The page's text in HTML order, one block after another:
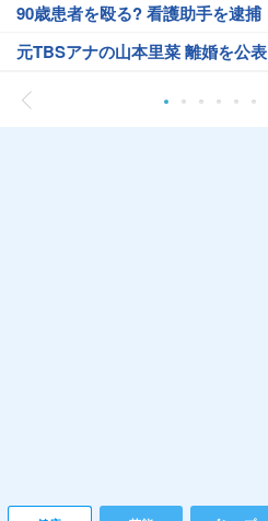
90歳患者を殴る? 看護助手を逮捕
元TBSアナの山本里菜 離婚を公表